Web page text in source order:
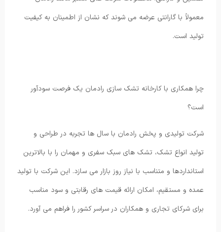
معمولاً با گارانتی عرضه می شوند که نشان از اطمینان به کیفیت
تولید است.
چرا همکاری با کارخانه تشک سازی رادمان یک فرصت سودآور
است؟
شرکت تولیدی و پخش رادمان با سال ها تجربه در طراحی و
تولید انواع تشک، تشک های سبک سفری و مهمان را با بالاترین
استانداردها و متناسب با نیاز روز بازار می سازد. این شرکت با تولید
عمده و مستقیم، امکان ارائه قیمت های رقابتی و سود مناسب
برای شرکای تجاری و همکاران در سراسر کشور را فراهم می آورد.